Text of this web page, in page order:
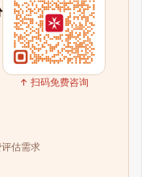
估需求
↑ 扫码免费咨询